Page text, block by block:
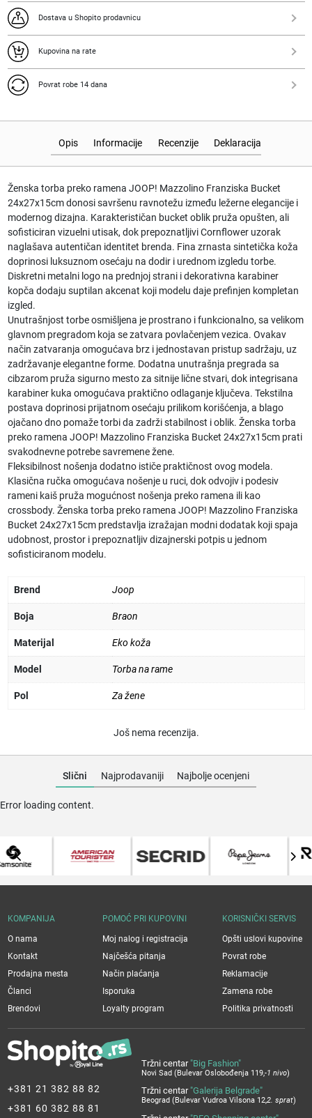
Dostava u Shopito prodavnicu
Kupovina na rate
Povrat robe 14 dana
Opis Deklaracija
Informacije Recenzije
Ženska torba preko ramena JOOP! Mazzolino Franziska Bucket
24x27x15cm donosi savršenu ravnotežu između ležerne elegancije i
modernog dizajna. Karakterističan bucket oblik pruža opušten, ali
sofisticiran vizuelni utisak, dok prepoznatljivi Cornflower uzorak
naglašava autentičan identitet brenda. Fina zrnasta sintetička koža
doprinosi luksuznom osećaju na dodir i urednom izgledu torbe.
Diskretni metalni logo na prednjoj strani i dekorativna karabiner
kopča dodaju suptilan akcenat koji modelu daje prefinjen kompletan
izgled.
Unutrašnjost torbe osmišljena je prostrano i funkcionalno, sa velikom
glavnom pregradom koja se zatvara povlačenjem vezica. Ovakav
način zatvaranja omogućava brz i jednostavan pristup sadržaju, uz
zadržavanje elegantne forme. Dodatna unutrašnja pregrada sa
cibzarom pruža sigurno mesto za sitnije lične stvari, dok integrisana
karabiner kuka omogućava praktično odlaganje ključeva. Tekstilna
postava doprinosi prijatnom osećaju prilikom korišćenja, a blago
ojačano dno pomaže torbi da zadrži stabilnost i oblik. Ženska torba
preko ramena JOOP! Mazzolino Franziska Bucket 24x27x15cm prati
svakodnevne potrebe savremene žene.
Fleksibilnost nošenja dodatno ističe praktičnost ovog modela.
Klasična ručka omogućava nošenje u ruci, dok odvojiv i podesiv
rameni kaiš pruža mogućnost nošenja preko ramena ili kao
crossbody. Ženska torba preko ramena JOOP! Mazzolino Franziska
Bucket 24x27x15cm predstavlja izražajan modni dodatak koji spaja
udobnost, prostor i prepoznatljiv dizajnerski potpis u jednom
sofisticiranom modelu.
Brend Joop
Boja Braon
Materijal Eko koža
Model Torba na rame
Pol Za žene
Još nema recenzija.
Slični Najprodavaniji Najbolje ocenjeni
Error loading content.
+381 21 382 88 82
+381 60 382 88 81
Tržni centar "Big Fashion"
Novi Sad (Bulevar Oslobođenja 119,-1 nivo)
Tržni centar "Galerija Belgrade"
Beograd (Bulevar Vudroa Vilsona 12,2. sprat)
KOMPANIJA
O nama
Kontakt
Prodajna mesta
Članci
Brendovi
POMOĆ PRI KUPOVINI
Moj nalog i registracija
Najčešća pitanja
Način plaćanja
Isporuka
Loyalty program
KORISNIČKI SERVIS
Opšti uslovi kupovine
Povrat robe
Reklamacije
Zamena robe
Politika privatnosti